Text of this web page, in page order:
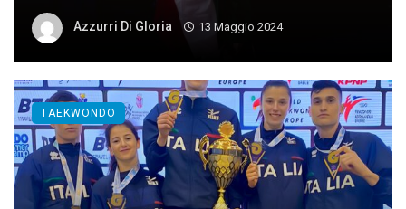
Azzurri Di Gloria 13 Maggio 2024
TAEKWONDO